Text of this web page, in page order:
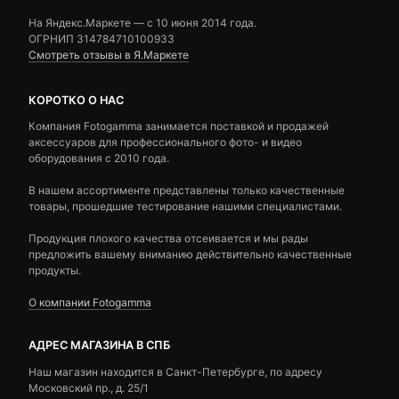
На Яндекс.Маркете — c 10 июня 2014 года.
ОГРНИП 314784710100933
Смотреть отзывы в Я.Маркете
КОРОТКО О НАС
Компания Fotogamma занимается поставкой и продажей
аксессуаров для профессионального фото- и видео
оборудования с 2010 года.
В нашем ассортименте представлены только качественные
товары, прошедшие тестирование нашими специалистами.
Продукция плохого качества отсеивается и мы рады
предложить вашему вниманию действительно качественные
продукты.
О компании Fotogamma
АДРЕС МАГАЗИНА В СПБ
Наш магазин находится в Санкт-Петербурге, по адресу
Московский пр., д. 25/1